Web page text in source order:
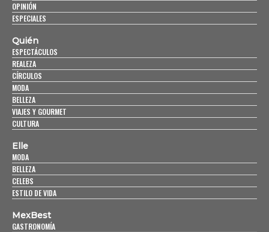
OPINIÓN
ESPECIALES
Quién
ESPECTÁCULOS
REALEZA
CÍRCULOS
MODA
BELLEZA
VIAJES Y GOURMET
CULTURA
Elle
MODA
BELLEZA
CELEBS
ESTILO DE VIDA
MexBest
GASTRONOMÍA